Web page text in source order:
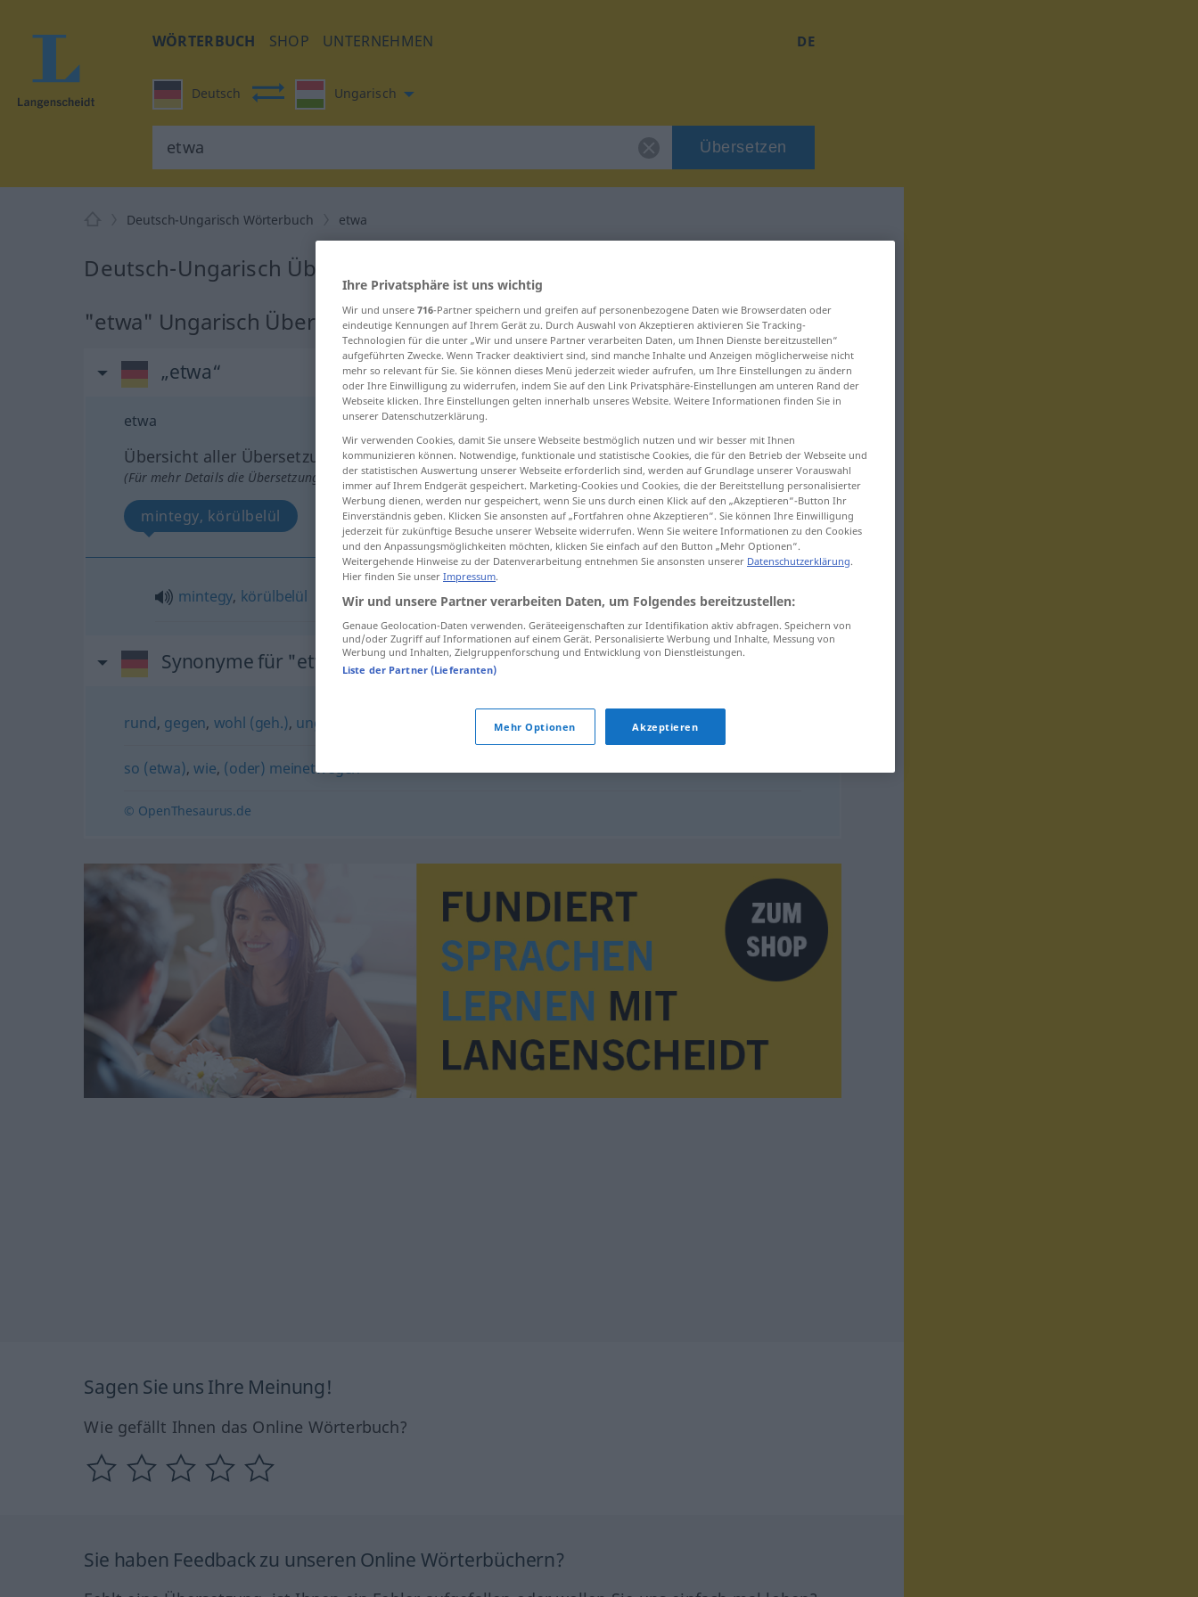
WÖRTERBUCH SHOP UNTERNEHMEN DE
Deutsch Ungarisch
Übersetzen
Deutsch-Ungarisch Wörterbuch etwa
Deutsch-Ungarisch Übersetzung für "etwa"
"etwa" Ungarisch Übersetzung
„etwa“
etwa
Übersicht aller Übersetzungen
(Für mehr Details die Übersetzung anklicken/antippen)
mintegy, körülbelül
mintegy, körülbelül etwa
Synonyme für "etwa"
rund, gegen, wohl (geh.), ungefähr (Hauptform) vielleicht,grob (geschätzt) ,annähernd
so (etwa),wie, (oder) meinetwegen
© OpenThesaurus.de
Sagen Sie uns Ihre Meinung!
Wie gefällt Ihnen das Online Wörterbuch?
Sie haben Feedback zu unseren Online Wörterbüchern?
Ihre Privatsphäre ist uns wichtig
Wir und unsere 716-Partner speichern und greifen auf personenbezogene Daten wie Browserdaten oder
eindeutige Kennungen auf Ihrem Gerät zu. Durch Auswahl von Akzeptieren aktivieren Sie Tracking-
Technologien für die unter „Wir und unsere Partner verarbeiten Daten, um Ihnen Dienste bereitzustellen“
aufgeführten Zwecke. Wenn Tracker deaktiviert sind, sind manche Inhalte und Anzeigen möglicherweise nicht
mehr so relevant für Sie. Sie können dieses Menü jederzeit wieder aufrufen, um Ihre Einstellungen zu ändern
oder Ihre Einwilligung zu widerrufen, indem Sie auf den Link Privatsphäre-Einstellungen am unteren Rand der
Webseite klicken. Ihre Einstellungen gelten innerhalb unseres Website. Weitere Informationen finden Sie in
unserer Datenschutzerklärung.
Wir verwenden Cookies, damit Sie unsere Webseite bestmöglich nutzen und wir besser mit Ihnen
kommunizieren können. Notwendige, funktionale und statistische Cookies, die für den Betrieb der Webseite und
der statistischen Auswertung unserer Webseite erforderlich sind, werden auf Grundlage unserer Vorauswahl
immer auf Ihrem Endgerät gespeichert. Marketing-Cookies und Cookies, die der Bereitstellung personalisierter
Werbung dienen, werden nur gespeichert, wenn Sie uns durch einen Klick auf den „Akzeptieren“-Button Ihr
Einverständnis geben. Klicken Sie ansonsten auf „Fortfahren ohne Akzeptieren“. Sie können Ihre Einwilligung
jederzeit für zukünftige Besuche unserer Webseite widerrufen. Wenn Sie weitere Informationen zu den Cookies
und den Anpassungsmöglichkeiten möchten, klicken Sie einfach auf den Button „Mehr Optionen“.
Weitergehende Hinweise zu der Datenverarbeitung entnehmen Sie ansonsten unserer Datenschutzerklärung.
Hier finden Sie unser Impressum.
Wir und unsere Partner verarbeiten Daten, um Folgendes bereitzustellen:
Genaue Geolocation-Daten verwenden. Geräteeigenschaften zur Identifikation aktiv abfragen. Speichern von
und/oder Zugriff auf Informationen auf einem Gerät. Personalisierte Werbung und Inhalte, Messung von
Werbung und Inhalten, Zielgruppenforschung und Entwicklung von Dienstleistungen.
Liste der Partner (Lieferanten)
Mehr Optionen Akzeptieren